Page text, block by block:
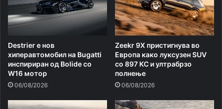
Destrier е нов
хиперавтомобил на Bugatti
инспириран од Bolide со
W16 мотор
06/08/2026
Zeekr 9X пристигнува во
Европа како луксузен SUV
со 897 КС и ултрабрзо
полнење
06/08/2026